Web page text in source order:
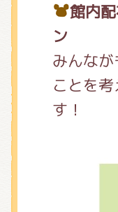
館内
ン
みんな
ことを
す！
くまの
くまの